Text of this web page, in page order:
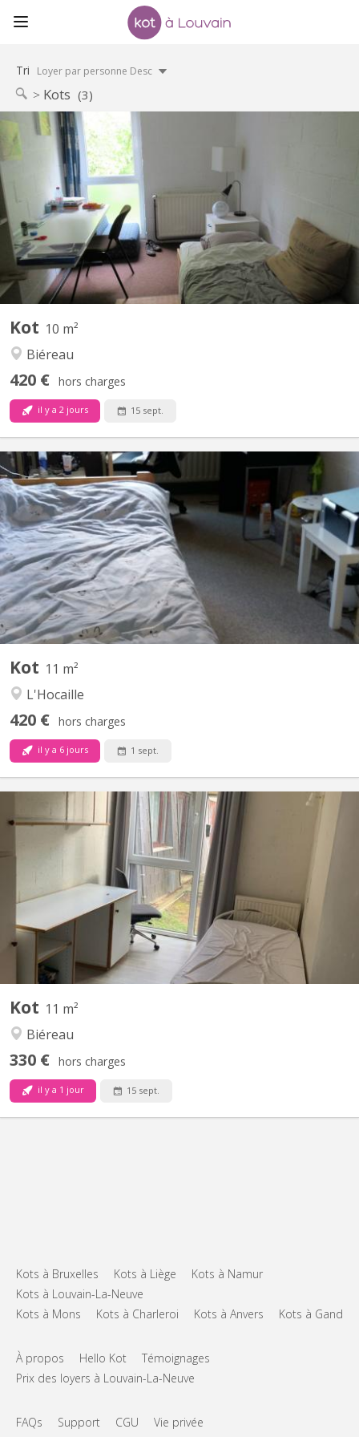
Tri Loyer par personne Desc
Kots (3)
Kot 10 m²
Biéreau
420 € hors charges
il y a 2 jours 15 sept.
Chambre 313 au 3e étage dans un communautaire de 6. 2 WC 1
douche commune pour 2 chambres Lit sans matelas
Environnement verdoyant et calme.
Kot 11 m²
L'Hocaille
420 € hors charges
il y a 6 jours 1 sept.
KV 1764
Chambre avec lavabo , 11 m2 dans un communautaire de 6
chambres partagées sur 2 niveaux un bloc sanitaire (douche +
toilette) pour 3 chambres
Kot 11 m²
Biéreau
330 € hors charges
il y a 1 jour 15 sept.
KV 2256
Chambre de 11m2, meublée, équipée d’un évier. Résidence
disposant d’un parking et d’un cadre verdoyant. Loyer €450 /
mois : toutes charges comprises Garantie locative €700 Taxe de
séjour lln : €325 / an Commun de 8 chambres au rez-de-
chaussée-de-chaussée, comprenant 1 salle de douche, 2 WC, 1...
Kots à Bruxelles Kots à Liège
Kots à Namur
Kots à Louvain-La-Neuve
Kots à Mons
Kots à Charleroi Kots à Anvers Kots à Gand
À propos Hello Kot
Témoignages
Prix des loyers à Louvain-La-Neuve
FAQs Support CGU Vie privée